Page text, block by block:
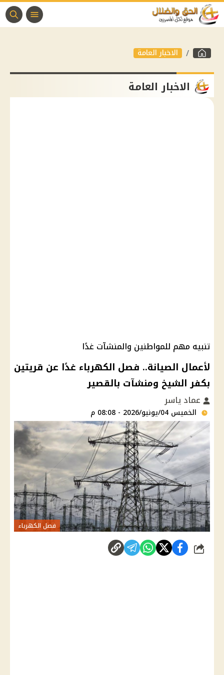
الاخبار العامة
الاخبار العامة
تنبيه مهم للمواطنين والمنشآت غدًا
لأعمال الصيانة.. فصل الكهرباء غدًا عن قريتين
بكفر الشيخ ومنشآت بالقصير
عماد ياسر
الخميس 04/يونيو/2026 - 08:08 م
فصل الكهرباء
شارك